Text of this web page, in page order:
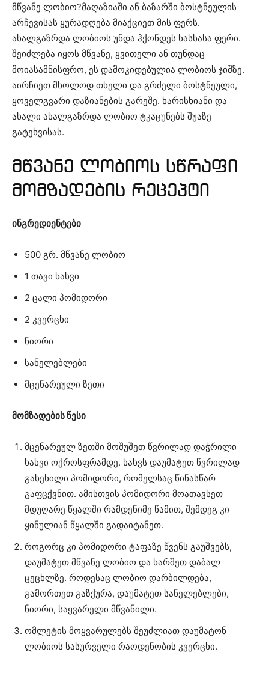
მწვანე ლობიო?მაღაზიაში ან ბაზარში ბოსტნეულის
არჩევისას ყურადღება მიაქციეთ მის ფერს.
ახალგაზრდა ლობიოს უნდა ჰქონდეს ხასხასა ფერი.
შეიძლება იყოს მწვანე, ყვითელი ან თუნდაც
მოიასამნისფრო, ეს დამოკიდებულია ლობიოს ჯიშზე.
აირჩიეთ მხოლოდ თხელი და გრძელი ბოსტნეული,
ყოველგვარი დაზიანების გარეშე. ხარისხიანი და
ახალი ახალგაზრდა ლობიო ტკაცუნებს შუაზე
გატეხვისას.
მწვანე ლობიოს სწრაფი
მომზადების რეცეპტი
ინგრედიენტები
500 გრ. მწვანე ლობიო
1 თავი ხახვი
2 ცალი პომიდორი
2 კვერცხი
ნიორი
სანელებლები
მცენარეული ზეთი
მომზადების წესი
მცენარეულ ზეთში მოშუშეთ წვრილად დაჭრილი
ხახვი ოქროსფრამდე. ხახვს დაუმატეთ წვრილად
გახეხილი პომიდორი, რომელსაც წინასწარ
გაფცქვნით. ამისთვის პომიდორი მოათავსეთ
მდუღარე წყალში რამდენიმე წამით, შემდეგ კი
ყინულიან წყალში გადაიტანეთ.
როგორც კი პომიდორი ტაფაზე წვენს გაუშვებს,
დაუმატეთ მწვანე ლობიო და ხარშეთ დაბალ
ცეცხლზე. როდესაც ლობიო დარბილდება,
გამორთეთ გაზქურა, დაუმატეთ სანელებლები,
ნიორი, საყვარელი მწვანილი.
ომლეტის მოყვარულებს შეუძლიათ დაუმატონ
ლობიოს სასურველი რაოდენობის კვერცხი.